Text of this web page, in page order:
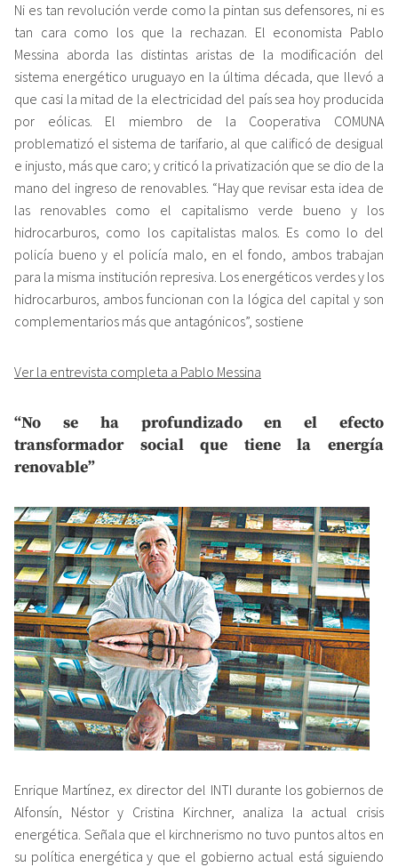
Ni es tan revolución verde como la pintan sus defensores, ni es
tan cara como los que la rechazan. El economista Pablo
Messina aborda las distintas aristas de la modificación del
sistema energético uruguayo en la última década, que llevó a
que casi la mitad de la electricidad del país sea hoy producida
por eólicas. El miembro de la Cooperativa COMUNA
problematizó el sistema de tarifario, al que calificó de desigual
e injusto, más que caro; y criticó la privatización que se dio de la
mano del ingreso de renovables. “Hay que revisar esta idea de
las renovables como el capitalismo verde bueno y los
hidrocarburos, como los capitalistas malos. Es como lo del
policía bueno y el policía malo, en el fondo, ambos trabajan
para la misma institución represiva. Los energéticos verdes y los
hidrocarburos, ambos funcionan con la lógica del capital y son
complementarios más que antagónicos”, sostiene
Ver la entrevista completa a Pablo Messina
“No se ha profundizado en el efecto
transformador social que tiene la energía
renovable”
Enrique Martínez, ex director del INTI durante los gobiernos de
Alfonsín, Néstor y Cristina Kirchner, analiza la actual crisis
energética. Señala que el kirchnerismo no tuvo puntos altos en
su política energética y que el gobierno actual está siguiendo